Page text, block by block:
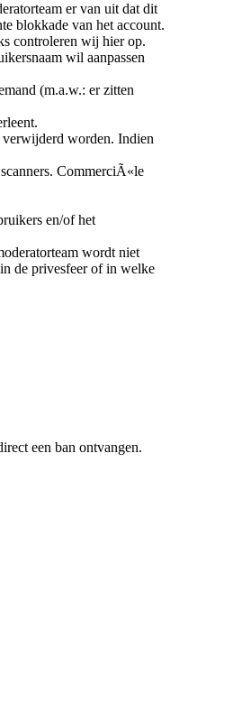
er van uit dat dit
blokkade van het account.
controleren wij hier op.
wil aanpassen
(m.a.w.: er zitten
verwijderd worden. Indien
CommerciÃ«le
en/of het
wordt niet
de privesfeer of in welke
een ban ontvangen.